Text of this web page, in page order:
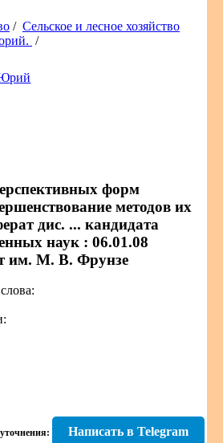
/ Сельское и лесное хозяйство
/
форм
методов их
дис. ... кандидата
наук : 06.01.08
им. М. В. Фрунзе
Написать в Telegram